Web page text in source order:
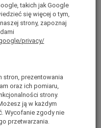
(stopień + platforma)
sztywność
podłoże,
kg.
takich jak Google
się więcej o tym,
strony, zapoznaj
privacy/
stron, prezentowania
oraz ich pomiaru,
strony.
ją w każdym
Wycofanie zgody nie
przetwarzania.